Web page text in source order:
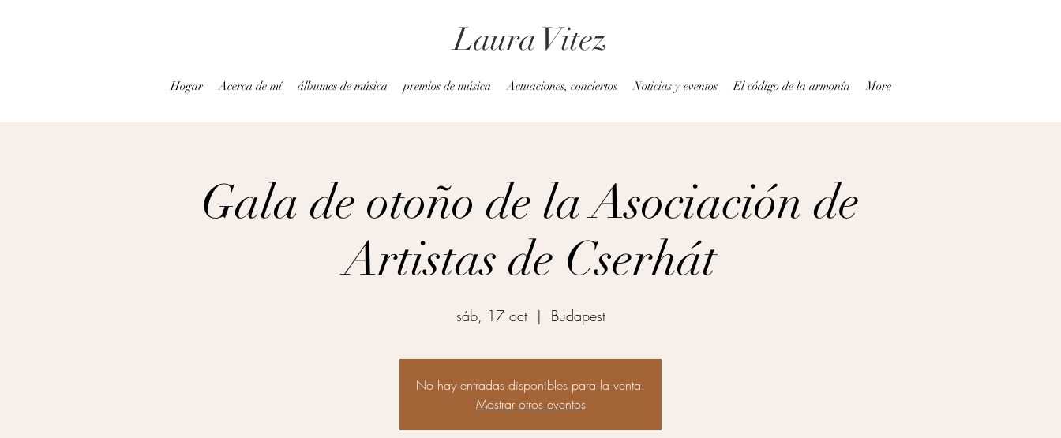
Laura Vitez
Hogar Acerca de mí álbumes de música premios de música Actuaciones, conciertos Noticias y eventos El código de la armonía More
Gala de otoño de la Asociación de
Artistas de Cserhát
sáb, 17 oct
  |
Budapest
No hay entradas disponibles para la venta.
Mostrar otros eventos